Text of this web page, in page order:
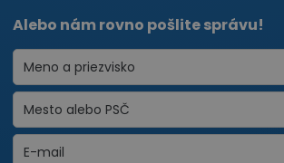
Alebo nám rovno pošlite správu!